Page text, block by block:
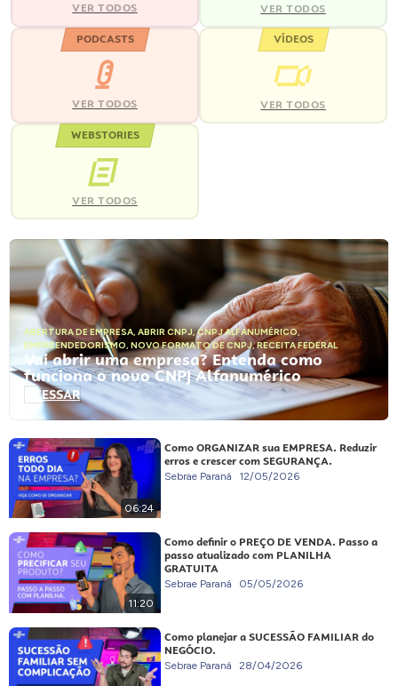
VER TODOS VER TODOS
PODCASTS
VER TODOS
VÍDEOS
VER TODOS
WEBSTORIES
VER TODOS
ABERTURA DE EMPRESA, ABRIR CNPJ,CNPJ ALFANUMÉRICO,
EMPREENDEDORISMO, NOVO FORMATO DE CNPJ,RECEITA FEDERAL
Vai abrir uma empresa? Entenda como
funciona o novo CNPJ Alfanumérico
ACESSAR
06:24
Como ORGANIZAR sua EMPRESA. Reduzir
erros e crescer com SEGURANÇA.
Sebrae Paraná 12/05/2026
11:20
Como definir o PREÇO DE VENDA. Passo a
passo atualizado com PLANILHA
GRATUITA
Sebrae Paraná 05/05/2026
Como planejar a SUCESSÃO FAMILIAR do
NEGÓCIO.
Sebrae Paraná 28/04/2026